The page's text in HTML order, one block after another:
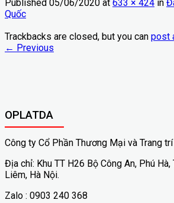
Published 05/06/2020 at 633 × 424 in
Quốc
Trackbacks are closed, but you can post
← Previous
OPLATDA
Công ty Cổ Phần Thương Mại và Trang
Địa chỉ: Khu TT H26 Bộ Công An, Phú
Liêm, Hà Nội.
Zalo : 0903 240 368